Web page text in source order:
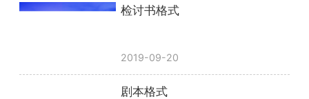
检讨书格式
2019-09-20
剧本格式